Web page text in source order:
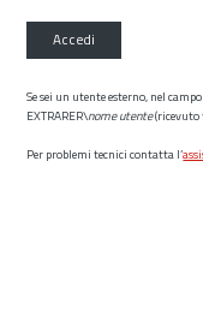
Accedi
Se sei un utente esterno, nel
EXTRARER\nome utente
Per problemi tecnici contatta l’